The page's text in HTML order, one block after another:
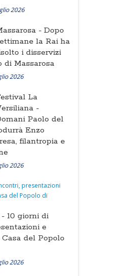
2026
- Dopo
la Rai ha
i disservizi
di Massarosa
2026
La
-
Paolo del
Enzo
filantropia e
2026
10 giorni di
e
del Popolo
2026